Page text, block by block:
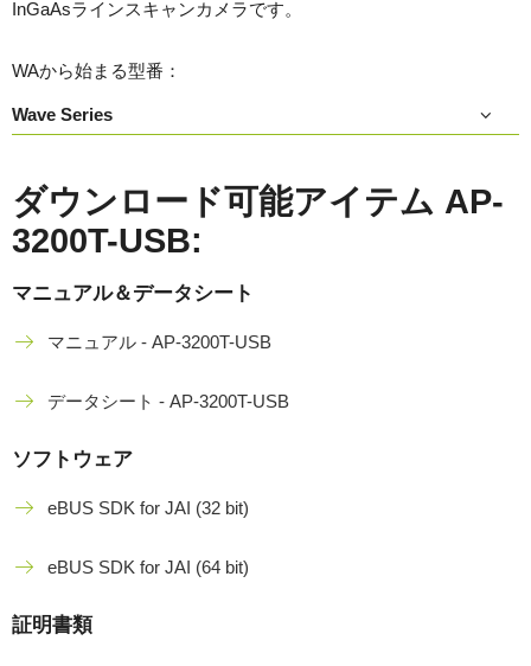
InGaAsラインスキャンカメラです。
WAから始まる型番：
Wave Series
ダウンロード可能アイテム AP-
3200T-USB:
マニュアル＆データシート
マニュアル - AP-3200T-USB
データシート - AP-3200T-USB
ソフトウェア
eBUS SDK for JAI (32 bit)
eBUS SDK for JAI (64 bit)
証明書類